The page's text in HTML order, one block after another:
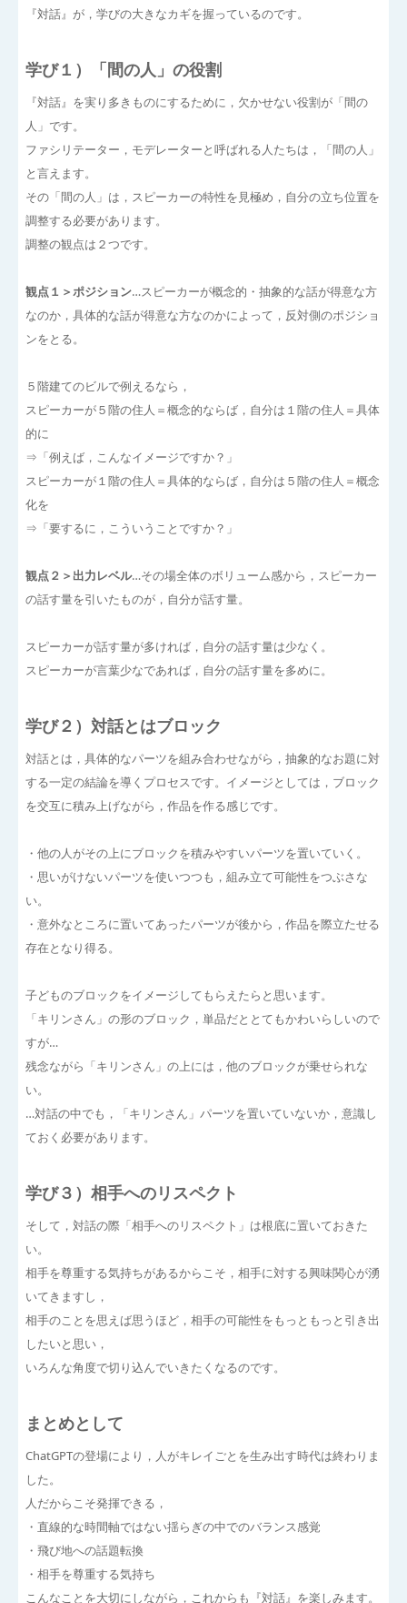
『対話』が，学びの大きなカギを握っているのです。
学び１）「間の人」の役割
『対話』を実り多きものにするために，欠かせない役割が「間の
人」です。
ファシリテーター，モデレーターと呼ばれる人たちは，「間の人」
と言えます。
その「間の人」は，スピーカーの特性を見極め，自分の立ち位置を
調整する必要があります。
調整の観点は２つです。
観点１＞ポジション…スピーカーが概念的・抽象的な話が得意な方
なのか，具体的な話が得意な方なのかによって，反対側のポジショ
ンをとる。
５階建てのビルで例えるなら，
スピーカーが５階の住人＝概念的ならば，自分は１階の住人＝具体
的に
⇒「例えば，こんなイメージですか？」
スピーカーが１階の住人＝具体的ならば，自分は５階の住人＝概念
化を
⇒「要するに，こういうことですか？」
観点２＞出力レベル…その場全体のボリューム感から，スピーカー
の話す量を引いたものが，自分が話す量。
スピーカーが話す量が多ければ，自分の話す量は少なく。
スピーカーが言葉少なであれば，自分の話す量を多めに。
学び２）対話とはブロック
対話とは，具体的なパーツを組み合わせながら，抽象的なお題に対
する一定の結論を導くプロセスです。イメージとしては，ブロック
を交互に積み上げながら，作品を作る感じです。
・他の人がその上にブロックを積みやすいパーツを置いていく。
・思いがけないパーツを使いつつも，組み立て可能性をつぶさな
い。
・意外なところに置いてあったパーツが後から，作品を際立たせる
存在となり得る。
子どものブロックをイメージしてもらえたらと思います。
「キリンさん」の形のブロック，単品だととてもかわいらしいので
すが…
残念ながら「キリンさん」の上には，他のブロックが乗せられな
い。
…対話の中でも，「キリンさん」パーツを置いていないか，意識し
ておく必要があります。
学び３）相手へのリスペクト
そして，対話の際「相手へのリスペクト」は根底に置いておきた
い。
相手を尊重する気持ちがあるからこそ，相手に対する興味関心が湧
いてきますし，
相手のことを思えば思うほど，相手の可能性をもっともっと引き出
したいと思い，
いろんな角度で切り込んでいきたくなるのです。
まとめとして
ChatGPTの登場により，人がキレイごとを生み出す時代は終わりま
した。
人だからこそ発揮できる，
・直線的な時間軸ではない揺らぎの中でのバランス感覚
・飛び地への話題転換
・相手を尊重する気持ち
こんなことを大切にしながら，これからも『対話』を楽しみます。